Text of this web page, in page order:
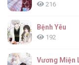
216
Bệnh Yêu
192
Vương Miện